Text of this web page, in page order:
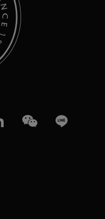
linkedInWeChatLine